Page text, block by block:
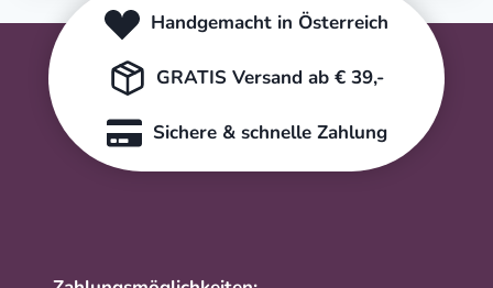
Handgemacht in Österreich
GRATIS Versand ab € 39,-
Sichere & schnelle Zahlung